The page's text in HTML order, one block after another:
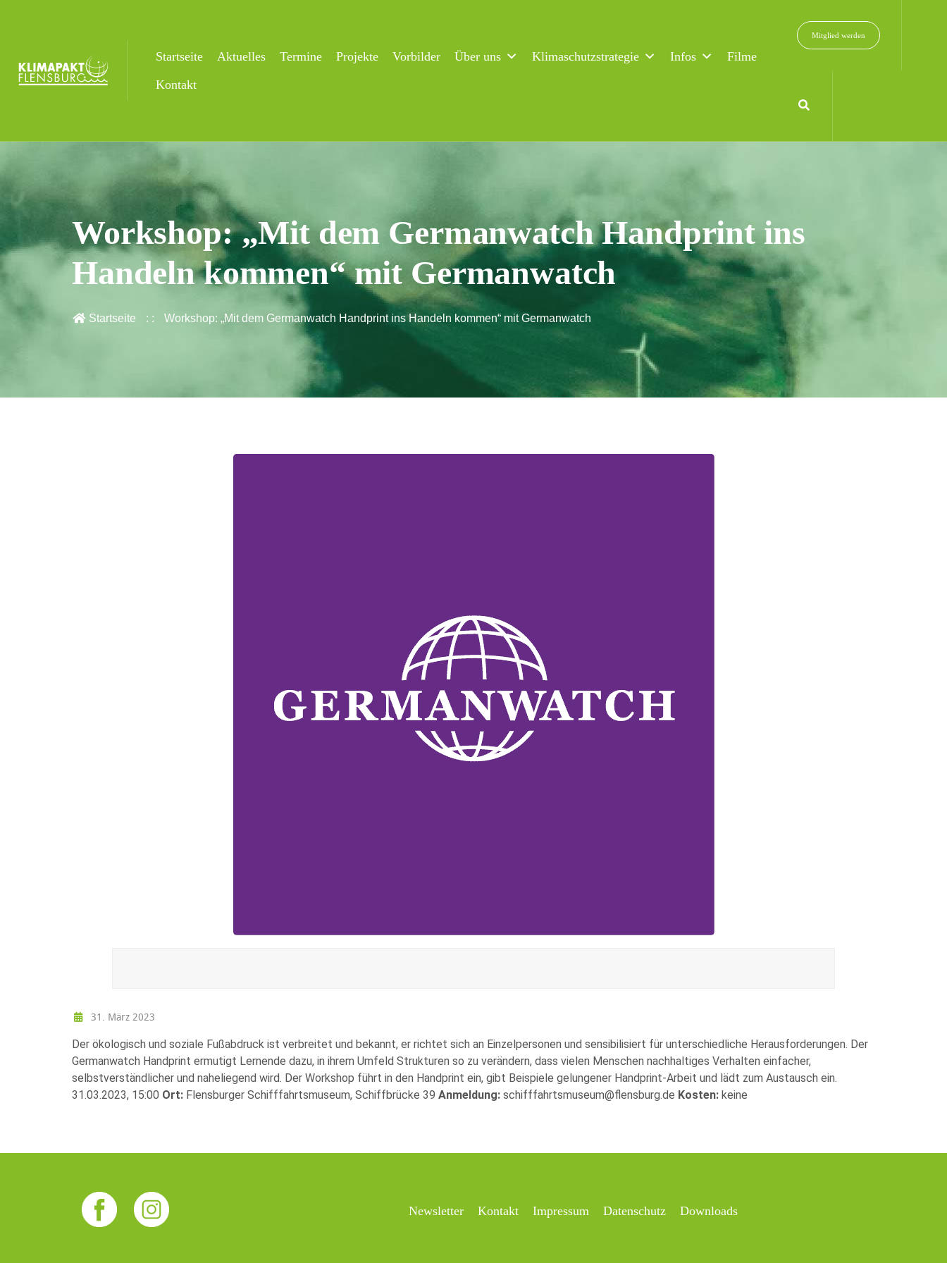
Startseite Aktuelles Termine Projekte Vorbilder Über uns Klimaschutzstrategie Infos
Filme
Kontakt
Mitglied werden
Workshop: „Mit dem Germanwatch Handprint ins
Handeln kommen“ mit Germanwatch
Startseite Workshop: „Mit dem Germanwatch Handprint ins Handeln kommen“ mit Germanwatch
31. März 2023
Der ökologisch und soziale Fußabdruck ist verbreitet und bekannt, er richtet sich an Einzelpersonen und sensibilisiert für unterschiedliche Herausforderungen. Der
Germanwatch Handprint ermutigt Lernende dazu, in ihrem Umfeld Strukturen so zu verändern, dass vielen Menschen nachhaltiges Verhalten einfacher,
selbstverständlicher und naheliegend wird. Der Workshop führt in den Handprint ein, gibt Beispiele gelungener Handprint-Arbeit und lädt zum Austausch ein.
31.03.2023, 15:00 Ort: Flensburger Schifffahrtsmuseum, Schiffbrücke 39 Anmeldung: schifffahrtsmuseum@flensburg.de Kosten: keine
Newsletter Kontakt Impressum Datenschutz Downloads